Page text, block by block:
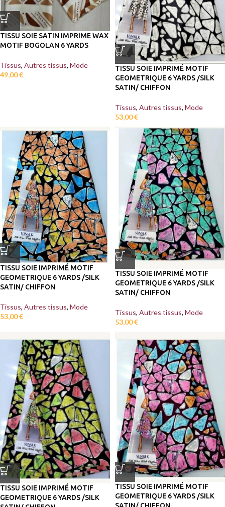
TISSU SOIE SATIN IMPRIME WAX
MOTIF BOGOLAN 6 YARDS
Tissus, Autres tissus, Mode
49,00€
TISSU SOIE IMPRIMÉ MOTIF
GEOMETRIQUE 6 YARDS /SILK
SATIN/ CHIFFON
Tissus, Autres tissus, Mode
53,00€
TISSU SOIE IMPRIMÉ MOTIF
GEOMETRIQUE 6 YARDS /SILK
SATIN/ CHIFFON
Tissus, Autres tissus, Mode
53,00€
TISSU SOIE IMPRIMÉ MOTIF
GEOMETRIQUE 6 YARDS /SILK
SATIN/ CHIFFON
Tissus, Autres tissus, Mode
53,00€
TISSU SOIE IMPRIMÉ MOTIF
GEOMETRIQUE 6 YARDS /SILK
TISSU SOIE IMPRIMÉ MOTIF
GEOMETRIQUE 6 YARDS /SILK
SATIN/ CHIFFON